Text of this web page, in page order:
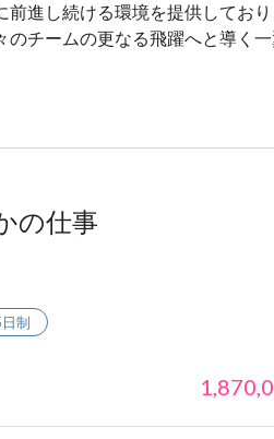
進し続ける環境を提供してお
チームの更なる飛躍へと導く
の仕事
制